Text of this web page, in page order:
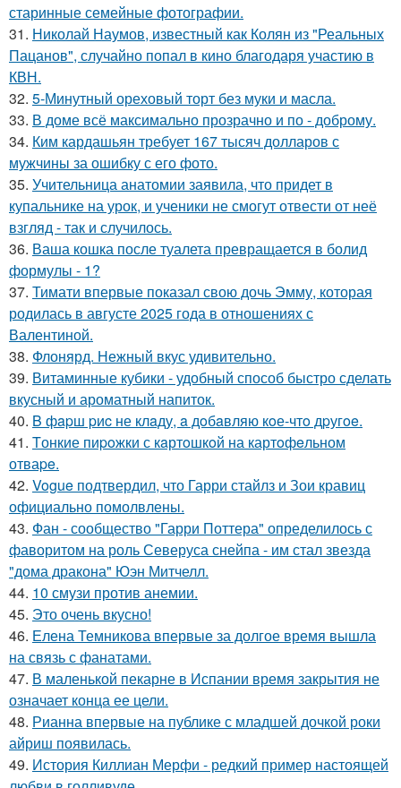
старинные семейные фотографии.
31. Николай Наумов, известный как Колян из "Реальных
Пацанов", случайно попал в кино благодаря участию в
КВН.
32. 5-Минутный ореховый торт без муки и масла.
33. В доме всё максимально прозрачно и по - доброму.
34. Ким кардашьян требует 167 тысяч долларов с
мужчины за ошибку с его фото.
35. Учительница анатомии заявила, что придет в
купальнике на урок, и ученики не смогут отвести от неё
взгляд - так и случилось.
36. Ваша кошка после туалета превращается в болид
формулы - 1?
37. Тимати впервые показал свою дочь Эмму, которая
родилась в августе 2025 года в отношениях с
Валентиной.
38. Флонярд. Нежный вкус удивительно.
39. Витаминные кубики - удобный способ быстро сделать
вкусный и ароматный напиток.
40. B фapш pиc не клaду, a дoбaвляю кoе-чтo дpугoe.
41. Tонкие пиpoжки с кaртoшкoй на картoфeльном
отваpe.
42. Vogue подтвердил, что Гарри стайлз и Зои кравиц
официально помолвлены.
43. Фан - сообщество "Гарри Поттера" определилось с
фаворитом на роль Северуса снейпа - им стал звезда
"дома дракона" Юэн Митчелл.
44. 10 смузи против анемии.
45. Это очень вкусно!
46. Елена Темникова впервые за долгое время вышла
на связь с фанатами.
47. В маленькой пекарне в Испании время закрытия не
означает конца ее цели.
48. Рианна впервые на публике с младшей дочкой роки
айриш появилась.
49. История Киллиан Мерфи - редкий пример настоящей